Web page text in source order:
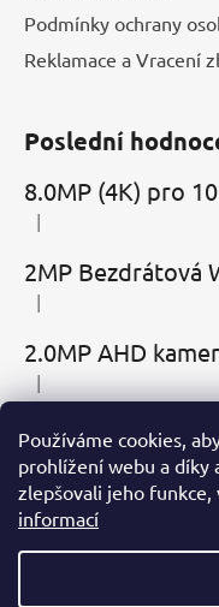
Používáme cookies,
prohlížení webu a díky
zlepšovali jeho
informací
Podmínky ochrany
Reklamace a Vracení
Poslední
Hodnocení produktu
|
Hodnocení produktu
|
2.0MP AHD
Hodnocení produktu
|
Přijímáme